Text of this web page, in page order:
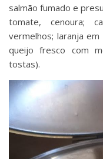
salmão fumado e
tomate, cenoura;
vermelhos; laranja
queijo fresco com
tostas).